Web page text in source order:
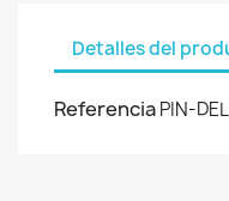
Detalles del
ReferenciaPIN-